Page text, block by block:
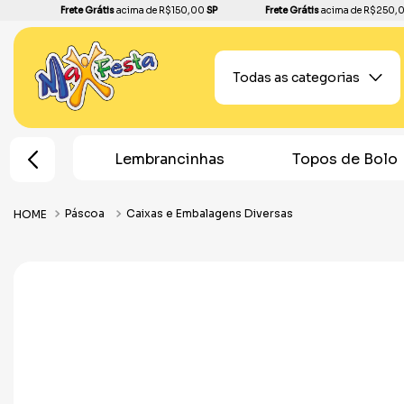
Frete Grátisacima de R$150,00 SP Frete Grátisacima de
Todas as categorias
Festa Lembrancinhas Topos de Bolo
Páscoa Caixas e Embalagens Diversas